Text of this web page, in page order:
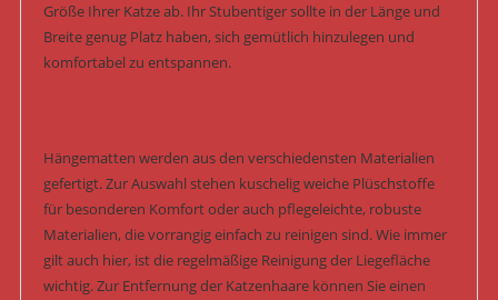
Größe Ihrer Katze ab. Ihr Stubentiger sollte in der Länge und
Breite genug Platz haben, sich gemütlich hinzulegen und
komfortabel zu entspannen.
Hängematten werden aus den verschiedensten Materialien
gefertigt. Zur Auswahl stehen kuschelig weiche Plüschstoffe
für besonderen Komfort oder auch pflegeleichte, robuste
Materialien, die vorrangig einfach zu reinigen sind. Wie immer
gilt auch hier, ist die regelmäßige Reinigung der Liegefläche
wichtig. Zur Entfernung der Katzenhaare können Sie einen